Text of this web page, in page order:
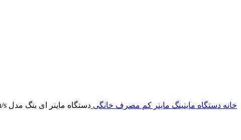
خانه دستگاه ماینینگ ماینر کم مصرف خانگی دستگاه ماینر ای بنگ مدل Ebang Ebit E9.2 12Th/s